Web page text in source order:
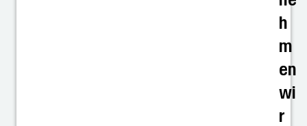
h
m
en
wi
r